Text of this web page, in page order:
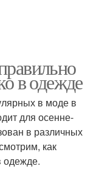
в одежде
в моде в
для осенне-
в различных
как
одежде.